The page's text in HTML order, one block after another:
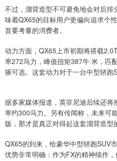
不过，溜背造型不可避免地会对后
味着QX65的目标用户更偏向追求个
首要考量的消费者。
动力方面，QX65上市初期将搭载
率272马力，峰值扭矩387牛·米，匹
驱可选。这套动力对于一台中型轿跑
据多家媒体报道，英菲尼迪后续还
率约300马力。另有传闻称，未来可
版，那才是真正对得起这套溜背造型
QX65的到来，给豪华中型轿跑SUV
优势非常明确：作为FX的精神续作，